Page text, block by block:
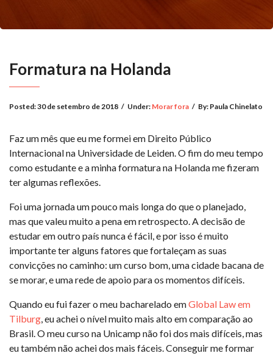
Formatura na Holanda
Posted:30 de setembro de 2018 / Under: Morar fora / By: Paula Chinelato
Faz um mês que eu me formei em Direito Público
Internacional na Universidade de Leiden. O fim do meu tempo
como estudante e a minha formatura na Holanda me fizeram
ter algumas reflexões.
Foi uma jornada um pouco mais longa do que o planejado,
mas que valeu muito a pena em retrospecto. A decisão de
estudar em outro país nunca é fácil, e por isso é muito
importante ter alguns fatores que fortaleçam as suas
convicções no caminho: um curso bom, uma cidade bacana de
se morar, e uma rede de apoio para os momentos difíceis.
Quando eu fui fazer o meu bacharelado emGlobal Law em
Tilburg, eu achei o nível muito mais alto em comparação ao
Brasil. O meu curso na Unicamp não foi dos mais difíceis, mas
eu também não achei dos mais fáceis. Conseguir me formar